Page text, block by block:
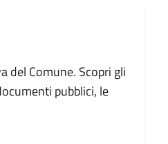
del Comune. Scopri gli
pubblici, le